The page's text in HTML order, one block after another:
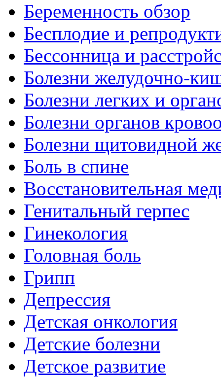
Беременность обзор
Бесплодие и
Бессонница и
Болезни желудочно-
Болезни легких и
Болезни органов
Болезни щитовидной
Боль в спине
Восстановительная
Генитальный герпес
Гинекология
Головная боль
Грипп
Депрессия
Детская онкология
Детские болезни
Детское развитие